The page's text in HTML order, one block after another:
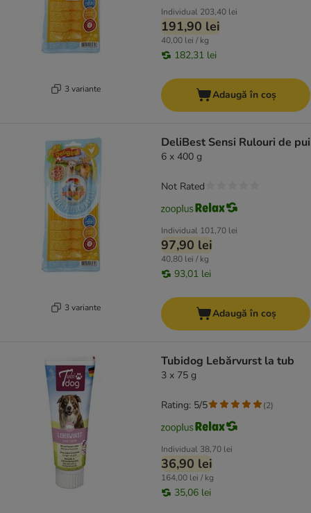
3 variante
Individual 203,40 lei
191,90 lei
40,00 lei / kg
182,31 lei
Adaugă în coș
3 variante
DeliBest Sensi Rulouri de pui
6 x 400 g
Individual 101,70 lei
97,90 lei
40,80 lei / kg
93,01 lei
Not Rated
Adaugă în coș
Tubidog Lebărvurst la tub
3 x 75 g
Individual 38,70 lei
36,90 lei
164,00 lei / kg
35,06 lei
Rating: 5/5 (2)